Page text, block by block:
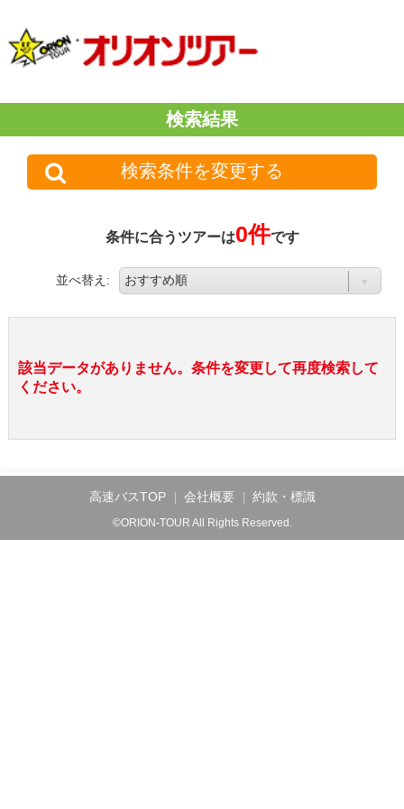
検索結果
検索条件を変更する
条件に合うツアーは0件です
並べ替え:
該当データがありません。条件を変更して再度検索して
ください。
高速バスTOP 会社概要 約款・標識
©ORION-TOUR All Rights Reserved.